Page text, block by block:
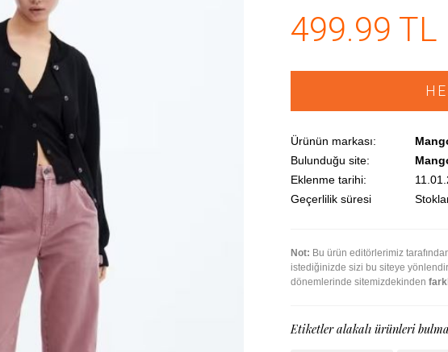
499.99 TL
Ürünün markası:
Bulunduğu site:
Eklenme tarihi:
Geçerlilik süresi
Not: Bu ürün editörlerimiz
istediğinizde sizi bu siteye
dönemlerinde sitemizdekinden
Etiketler alakalı ürünleri